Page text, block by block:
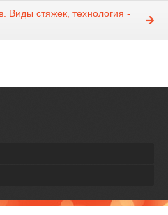
Виды стяжек, технология -